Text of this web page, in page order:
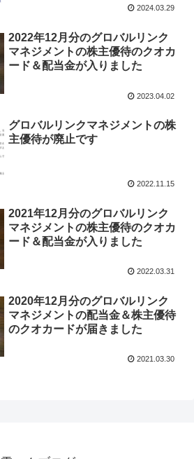
2024.03.29
2022年12月分のグロバルリンク
マネジメントの株主優待のクオカ
ード＆配当金が入りました
2023.04.02
グロバルリンクマネジメントの株
主優待が廃止です
2022.11.15
2021年12月分のグロバルリンク
マネジメントの株主優待のクオカ
ード＆配当金が入りました
2022.03.31
2020年12月分のグロバルリンク
マネジメントの配当金＆株主優待
のクオカードが届きました
2021.03.30